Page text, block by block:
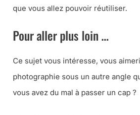
que vous allez pouvoir réutiliser.
Pour aller plus loin …
Ce sujet vous intéresse, vous
photographie sous un autre angle
vous avez du mal à passer un cap ?